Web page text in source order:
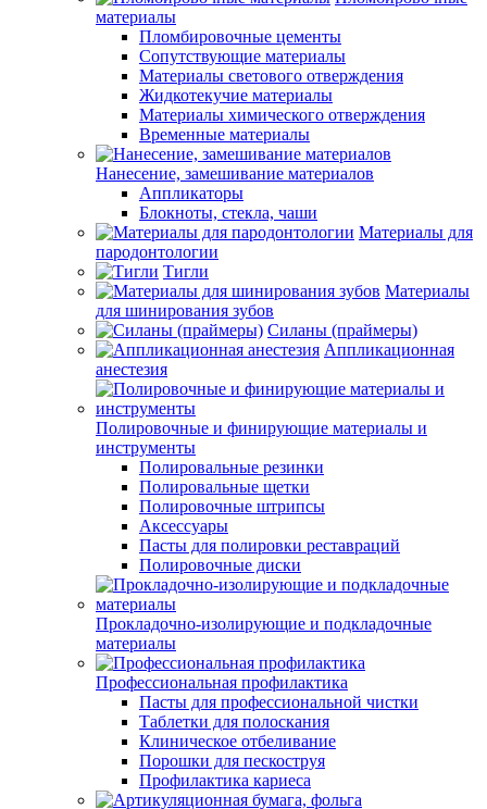
материалы
Пломбировочные цементы
Сопутствующие материалы
Материалы светового отверждения
Жидкотекучие материалы
Материалы химического отверждения
Временные материалы
Нанесение, замешивание материалов
Аппликаторы
Блокноты, стекла, чаши
Материалы для
пародонтологии
Тигли
Материалы
для шинирования зубов
Силаны (праймеры)
Аппликационная
анестезия
Полировочные и финирующие материалы и
инструменты
Полировальные резинки
Полировальные щетки
Полировочные штрипсы
Аксессуары
Пасты для полировки реставраций
Полировочные диски
Прокладочно-изолирующие и подкладочные
материалы
Профессиональная профилактика
Пасты для профессиональной чистки
Таблетки для полоскания
Клиническое отбеливание
Порошки для пескоструя
Профилактика кариеса